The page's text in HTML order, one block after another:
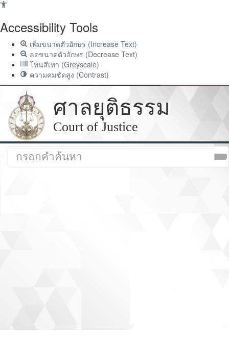
Accessibility Tools
เพิ่มขนาดตัวอักษร (Increase Text)
ลดขนาดตัวอักษร (Decrease Text)
โทนสีเทา (Greyscale)
ความคมชัดสูง (Contrast)
ศาลยุติธรรม
Court of Justice